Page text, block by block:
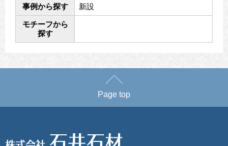
事例から探す 新設
モチーフから
探す
Page top